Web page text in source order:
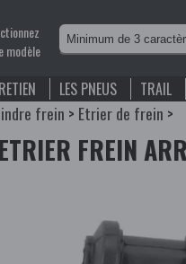
modèle
LES PNEUS TRAIL
frein > Etrier de frein >
FREIN